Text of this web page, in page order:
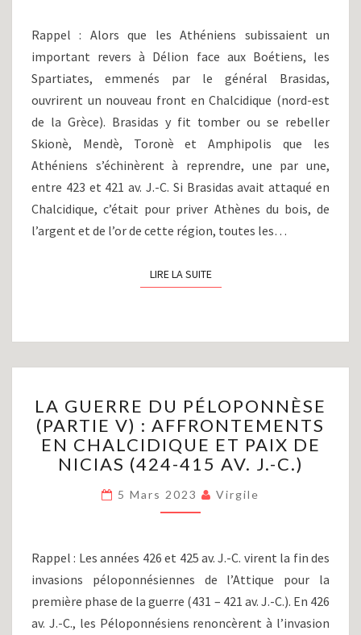
SICILE
(415-
413
AV.
J.-
Rappel : Alors que les Athéniens subissaient un
important revers à Délion face aux Boétiens, les
Spartiates, emmenés par le général Brasidas,
ouvrirent un nouveau front en Chalcidique (nord-est
de la Grèce). Brasidas y fit tomber ou se rebeller
Skionè, Mendè, Toronè et Amphipolis que les
Athéniens s’échinèrent à reprendre, une par une,
entre 423 et 421 av. J.-C. Si Brasidas avait attaqué en
Chalcidique, c’était pour priver Athènes du bois, de
l’argent et de l’or de cette région, toutes les…
LIRE LA SUITELIRE LA SUITE
GUERRE
DU
PÉLOPONNÈSE
(PARTIE
:
AFFRONTEMENTS
ET
PAIX
DE
NICIAS
LA GUERRE DU PÉLOPONNÈSE
(PARTIE V) : AFFRONTEMENTS
EN CHALCIDIQUE ET PAIX DE
NICIAS (424-415 AV. J.-C.)
5 Mars 2023 Virgile
Rappel : Les années 426 et 425 av. J.-C. virent la fin des
invasions péloponnésiennes de l’Attique pour la
première phase de la guerre (431 – 421 av. J.-C.). En 426
av. J.-C., les Péloponnésiens renoncèrent à l’invasion